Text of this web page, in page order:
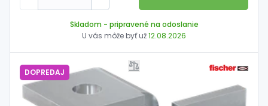
Skladom - pripravené na odoslanie
U vás môže byť už12.08.2026
DOPREDAJ